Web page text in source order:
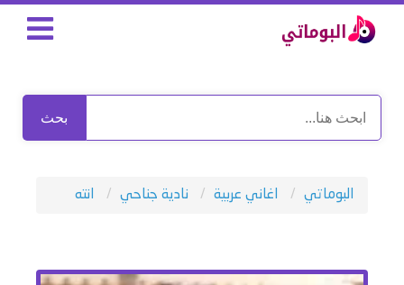
بحث
البوماتي اغاني عربية نادية جناحي انته